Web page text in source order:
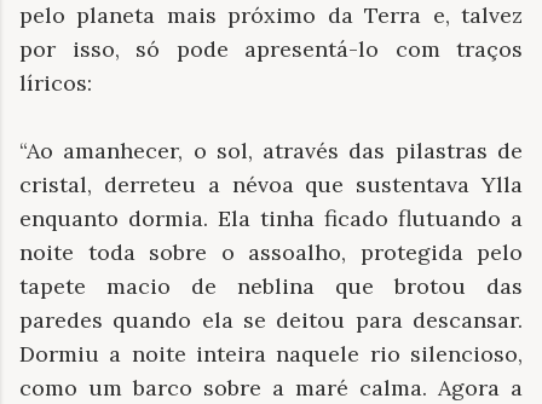
pelo planeta mais próximo da Terra e, talvez
por isso, só pode apresentá-lo com traços
líricos:
“Ao amanhecer, o sol, através das pilastras de
cristal, derreteu a névoa que sustentava Ylla
enquanto dormia. Ela tinha ficado flutuando a
noite toda sobre o assoalho, protegida pelo
tapete macio de neblina que brotou das
paredes quando ela se deitou para descansar.
Dormiu a noite inteira naquele rio silencioso,
como um barco sobre a maré calma. Agora a